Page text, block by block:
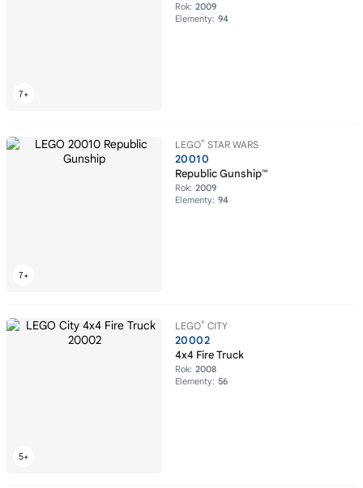
Rok: 2009
Elementy: 94
LEGO® STAR WARS
20010
Republic Gunship™
Rok: 2009
Elementy: 94
LEGO® CITY
20002
4x4 Fire Truck
Rok: 2008
Elementy: 56